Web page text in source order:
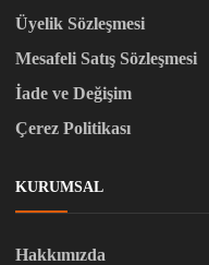
Üyelik Sözleşmesi
Mesafeli Satış Sözleşmesi
İade ve Değişim
Çerez Politikası
KURUMSAL
Hakkımızda